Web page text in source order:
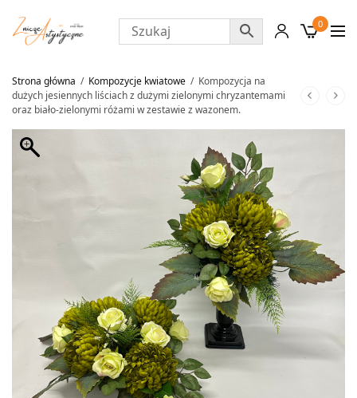
0
Strona główna / Kompozycje kwiatowe / Kompozycja na
dużych jesiennych liściach z dużymi zielonymi chryzantemami
oraz biało-zielonymi różami w zestawie z wazonem.